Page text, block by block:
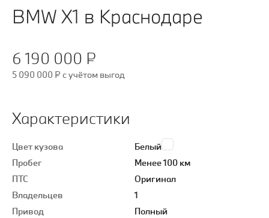
BMW X1 в Краснодаре
6 190 000 ₽
5 090 000 ₽ c учётом выгод
Характеристики
Цвет кузова
Белый
Пробег
Менее 100 км
ПТС
Оригинал
Владельцев
1
Привод
Полный